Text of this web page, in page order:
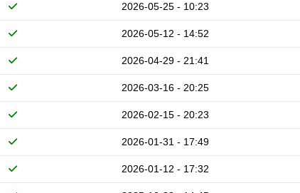
2026-05-25 - 10:23
2026-05-12 - 14:52
2026-04-29 - 21:41
2026-03-16 - 20:25
2026-02-15 - 20:23
2026-01-31 - 17:49
2026-01-12 - 17:32